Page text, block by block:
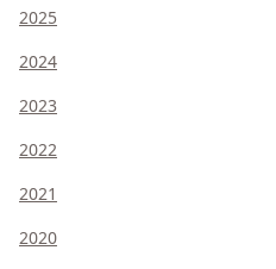
2025
2024
2023
2022
2021
2020